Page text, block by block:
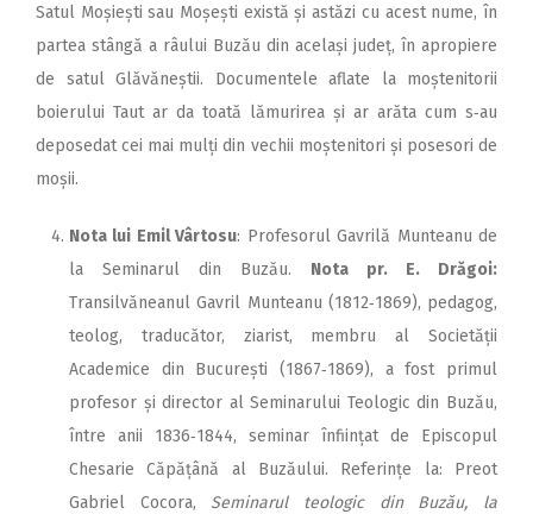
Satul Moșiești sau Moșești există și astăzi cu acest nume, în
partea stângă a râului Buzău din același județ, în apropiere
de satul Glăvăneștii. Documentele aflate la moștenitorii
boierului Taut ar da toată lămurirea și ar arăta cum s‑au
deposedat cei mai mulți din vechii moștenitori și posesori de
moșii.
Nota lui Emil Vârtosu: Profesorul Gavrilă Munteanu de
la Seminarul din Buzău. Nota pr. E. Drăgoi:
Transilvăneanul Gavril Munteanu (1812‑1869), pedagog,
teolog, traducător, ziarist, membru al Societății
Academice din București (1867‑1869), a fost primul
profesor și director al Seminarului Teologic din Buzău,
între anii 1836‑1844, seminar înființat de Episcopul
Chesarie Căpățână al Buzăului. Referințe la: Preot
Gabriel Cocora, Seminarul teologic din Buzău, la